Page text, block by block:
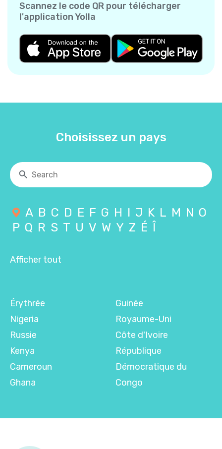
Scannez le code QR pour télécharger
l'application Yolla
Choisissez un pays
A B C D E F G H I J K L M N O
P Q R S T U V W Y Z É Î
Afficher tout
Érythrée
Nigeria
Russie
Kenya
Cameroun
Ghana
Guinée
Royaume-Uni
Côte d'Ivoire
République
Démocratique du
Congo